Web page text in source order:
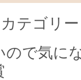
カテゴリ
ので気に